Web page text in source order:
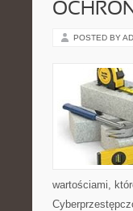
POSTED BY
wartościami,